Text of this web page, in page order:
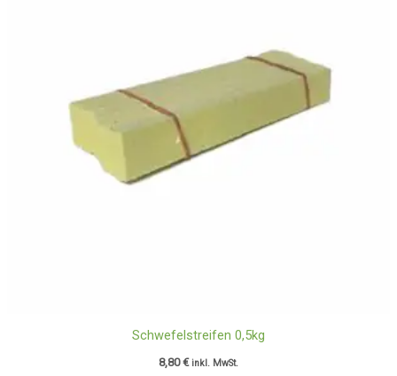
Schwefelstreifen 0,5kg
8,80€ inkl. MwSt.